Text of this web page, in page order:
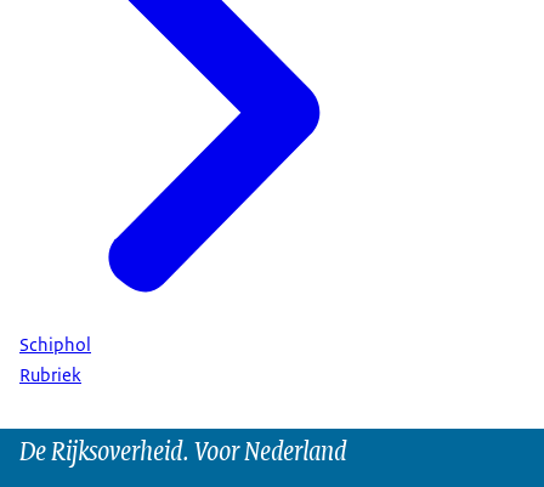
Schiphol
Rubriek
De Rijksoverheid. Voor Nederland